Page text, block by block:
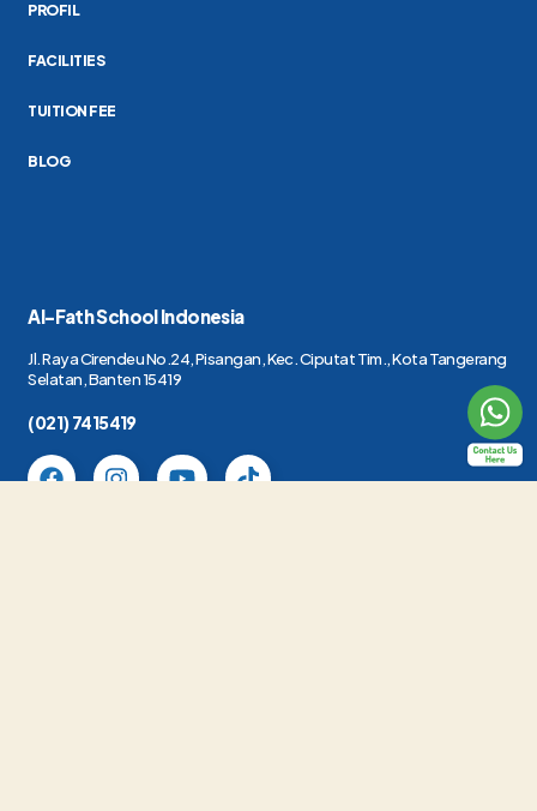
Al-Fath School Indonesia
Jl. Raya Cirendeu No.24, Pisangan, Kec. Ciputat Tim., Kota Tangerang
Selatan, Banten 15419
(021) 7415419
PROFIL
FACILITIES
TUITION FEE
BLOG